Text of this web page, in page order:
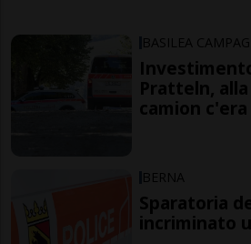
BASILEA
Pratteln,
camion
BERNA
Sparatoria
incriminato